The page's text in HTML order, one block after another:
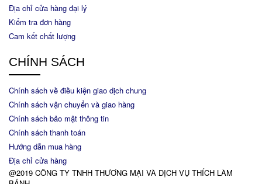
Địa chỉ cửa hàng đại lý
Kiểm tra đơn hàng
Cam kết chất lượng
CHÍNH SÁCH
Chính sách về điều kiện giao dịch chung
Chính sách vận chuyển và giao hàng
Chính sách bảo mật thông tin
Chính sách thanh toán
Hướng dẫn mua hàng
Địa chỉ cửa hàng
@2019 CÔNG TY TNHH THƯƠNG MẠI VÀ DỊCH VỤ THÍCH LÀM